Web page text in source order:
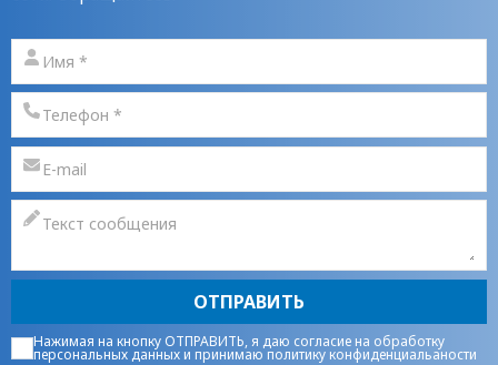
ОТПРАВИТЬ
Нажимая на кнопку ОТПРАВИТЬ, я даю согласие на обработку
персональных данныхи принимаюполитику конфиденциальаности